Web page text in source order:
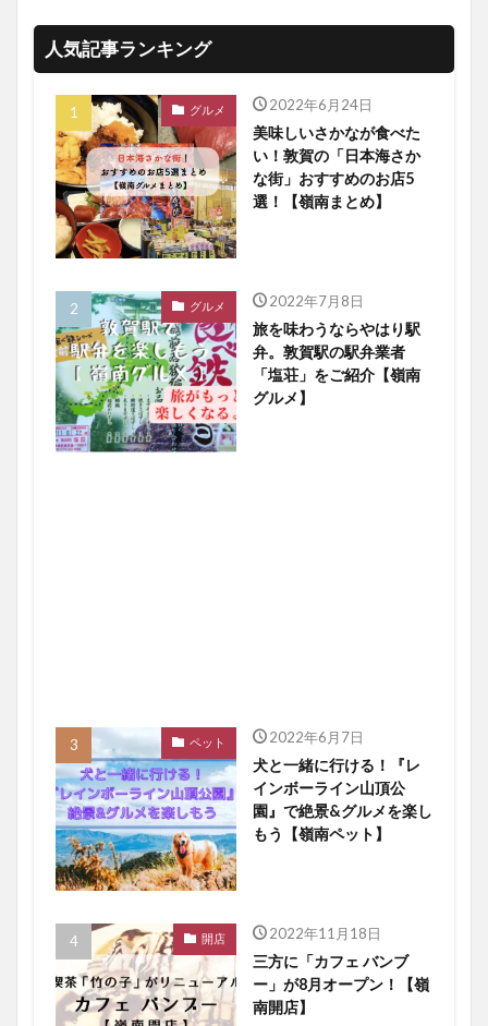
人気記事ランキング
グルメ 2022年6月24日
美味しいさかなが食べた
い！敦賀の「日本海さか
な街」おすすめのお店5
選！【嶺南まとめ】
グルメ 2022年7月8日
旅を味わうならやはり駅
弁。敦賀駅の駅弁業者
「塩荘」をご紹介【嶺南
グルメ】
ペット 2022年6月7日
犬と一緒に行ける！『レ
インボーライン山頂公
園』で絶景&グルメを楽し
もう【嶺南ペット】
開店 2022年11月18日
三方に「カフェ バンブ
ー」が8月オープン！【嶺
南開店】